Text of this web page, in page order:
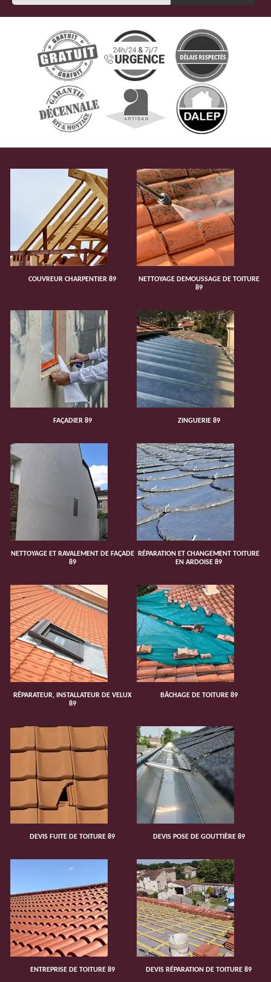
COUVREUR CHARPENTIER 89
NETTOYAGE DEMOUSSAGE DE TOITURE
89
FAÇADIER 89 ZINGUERIE 89
NETTOYAGE ET RAVALEMENT DE FAÇADE
89
RÉPARATION ET CHANGEMENT TOITURE
EN ARDOISE 89
RÉPARATEUR, INSTALLATEUR DE VELUX
89
BÂCHAGE DE TOITURE 89
DEVIS FUITE DE TOITURE 89 DEVIS POSE DE GOUTTIÈRE 89
ENTREPRISE DE TOITURE 89 DEVIS RÉPARATION DE TOITURE 89